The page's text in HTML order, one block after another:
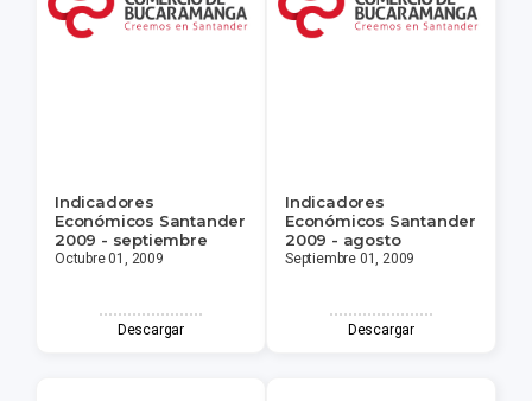
Indicadores
Económicos Santander
2009 - septiembre
Octubre 01, 2009
Descargar
Indicadores
Económicos Santander
2009 - agosto
Septiembre 01, 2009
Descargar